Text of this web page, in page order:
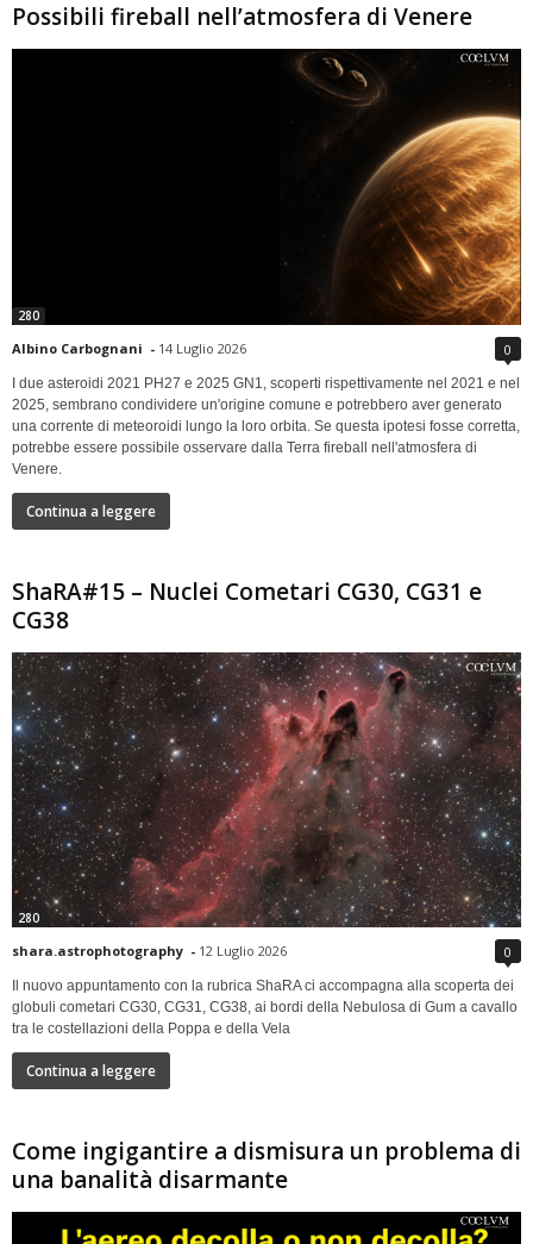
Possibili fireball nell’atmosfera di Venere
280
Albino Carbognani - 14 Luglio 2026 0
I due asteroidi 2021 PH27 e 2025 GN1, scoperti rispettivamente nel 2021 e nel
2025, sembrano condividere un'origine comune e potrebbero aver generato
una corrente di meteoroidi lungo la loro orbita. Se questa ipotesi fosse corretta,
potrebbe essere possibile osservare dalla Terra fireball nell'atmosfera di
Venere.
Continua a leggere
ShaRA#15 – Nuclei Cometari CG30, CG31 e
CG38
280
shara.astrophotography - 12 Luglio 2026 0
Il nuovo appuntamento con la rubrica ShaRA ci accompagna alla scoperta dei
globuli cometari CG30, CG31, CG38, ai bordi della Nebulosa di Gum a cavallo
tra le costellazioni della Poppa e della Vela
Continua a leggere
Come ingigantire a dismisura un problema di
una banalità disarmante